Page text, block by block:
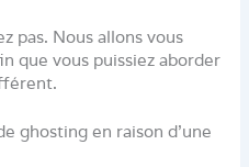
pas. Nous allons vous
que vous puissiez aborder
ghosting en raison d’une